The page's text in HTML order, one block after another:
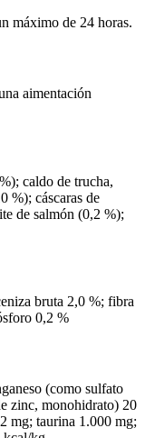
máximo de 24 horas.
aimentación
caldo de trucha,
%); cáscaras de
de salmón (0,2 %);
bruta 2,0 %; fibra
0,2 %
(como sulfato
zinc, monohidrato) 20
mg; taurina 1.000 mg;